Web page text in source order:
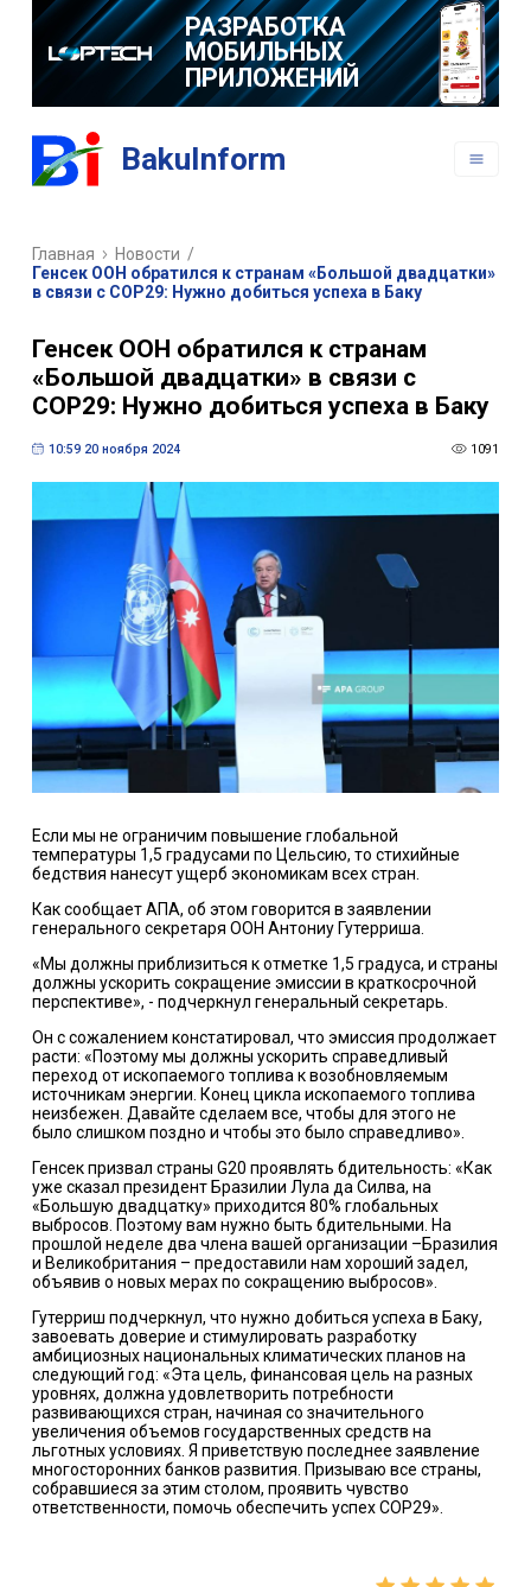
РАЗРАБОТКА
МОБИЛЬНЫХ
ПРИЛОЖЕНИЙ
BakuInform
Главная Новости /
Генсек ООН обратился к странам «Большой двадцатки»
в связи с СОР29: Нужно добиться успеха в Баку
Генсек ООН обратился к странам
«Большой двадцатки» в связи с
СОР29: Нужно добиться успеха в Баку
10:59 20 ноября 2024 1091
Если мы не ограничим повышение глобальной
температуры 1,5 градусами по Цельсию, то стихийные
бедствия нанесут ущерб экономикам всех стран.
Как сообщает АПА, об этом говорится в заявлении
генерального секретаря ООН Антониу Гутерриша.
«Мы должны приблизиться к отметке 1,5 градуса, и страны
должны ускорить сокращение эмиссии в краткосрочной
перспективе», - подчеркнул генеральный секретарь.
Он с сожалением констатировал, что эмиссия продолжает
расти: «Поэтому мы должны ускорить справедливый
переход от ископаемого топлива к возобновляемым
источникам энергии. Конец цикла ископаемого топлива
неизбежен. Давайте сделаем все, чтобы для этого не
было слишком поздно и чтобы это было справедливо».
Генсек призвал страны G20 проявлять бдительность: «Как
уже сказал президент Бразилии Лула да Силва, на
«Большую двадцатку» приходится 80% глобальных
выбросов. Поэтому вам нужно быть бдительными. На
прошлой неделе два члена вашей организации –Бразилия
и Великобритания – предоставили нам хороший задел,
объявив о новых мерах по сокращению выбросов».
Гутерриш подчеркнул, что нужно добиться успеха в Баку,
завоевать доверие и стимулировать разработку
амбициозных национальных климатических планов на
следующий год: «Эта цель, финансовая цель на разных
уровнях, должна удовлетворить потребности
развивающихся стран, начиная со значительного
увеличения объемов государственных средств на
льготных условиях. Я приветствую последнее заявление
многосторонних банков развития. Призываю все страны,
собравшиеся за этим столом, проявить чувство
ответственности, помочь обеспечить успех COP29».